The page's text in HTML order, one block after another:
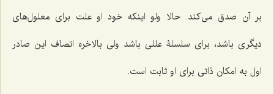
بر آن صدق مى‌کند. حالا ولو اینکه خود او علت براى معلول‌هاى
دیگرى باشد، براى سلسلۀ عللى باشد ولى بالاخره اتصاف این صادر
اول به امکان ذاتى برای او ثابت است.